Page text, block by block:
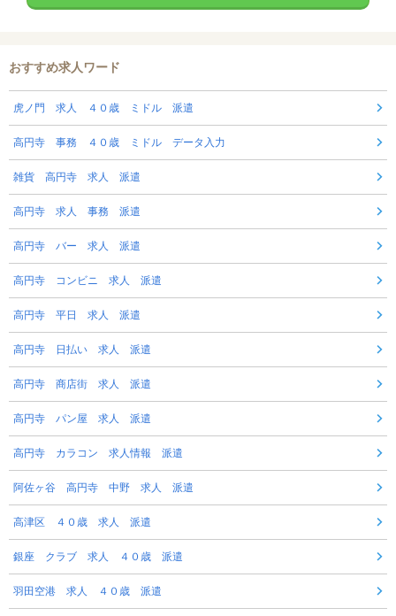
おすすめ求人ワード
虎ノ門 求人 ４０歳 ミドル 派遣
高円寺 事務 ４０歳 ミドル データ入力
雑貨 高円寺 求人 派遣
高円寺 求人 事務 派遣
高円寺 バー 求人 派遣
高円寺 コンビニ 求人 派遣
高円寺 平日 求人 派遣
高円寺 日払い 求人 派遣
高円寺 商店街 求人 派遣
高円寺 パン屋 求人 派遣
高円寺 カラコン 求人情報 派遣
阿佐ヶ谷 高円寺 中野 求人 派遣
高津区 ４０歳 求人 派遣
銀座 クラブ 求人 ４０歳 派遣
羽田空港 求人 ４０歳 派遣